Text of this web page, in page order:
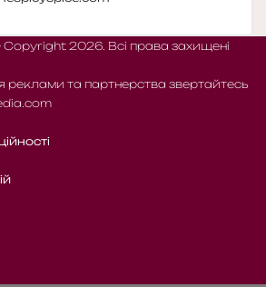
2026. Всі права захищені
реклами та партнерства звертайтесь